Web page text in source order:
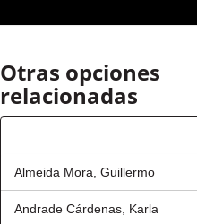
Otras opciones
relacionadas
Almeida Mora, Guillermo
Andrade Cárdenas, Karla